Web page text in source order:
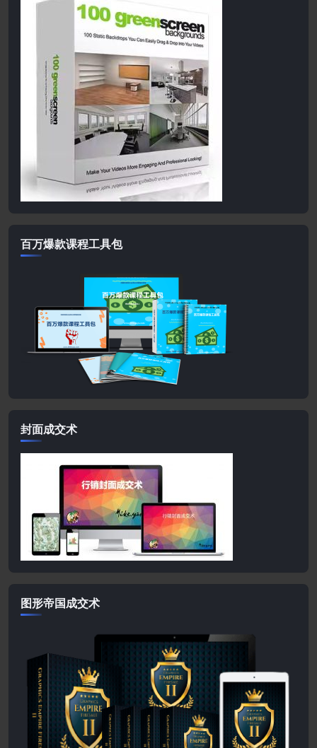
百万爆款课程工具包
封面成交术
图形帝国成交术